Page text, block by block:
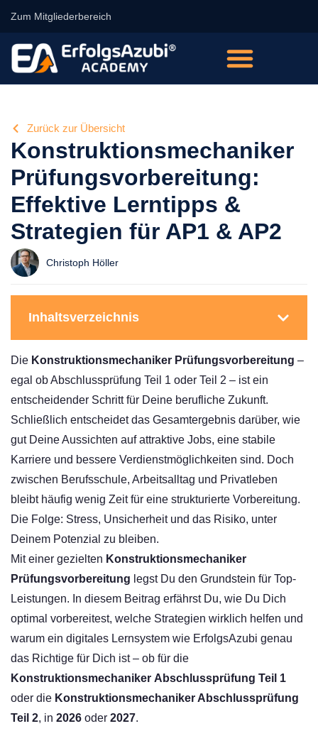
Zum Mitgliederbereich
Zurück zur Übersicht
Konstruktionsmechaniker
Prüfungsvorbereitung:
Effektive Lerntipps &
Strategien für AP1 & AP2
Christoph Höller
Inhaltsverzeichnis
Die Konstruktionsmechaniker Prüfungsvorbereitung –
egal ob Abschlussprüfung Teil 1 oder Teil 2 – ist ein
entscheidender Schritt für Deine berufliche Zukunft.
Schließlich entscheidet das Gesamtergebnis darüber, wie
gut Deine Aussichten auf attraktive Jobs, eine stabile
Karriere und bessere Verdienstmöglichkeiten sind. Doch
zwischen Berufsschule, Arbeitsalltag und Privatleben
bleibt häufig wenig Zeit für eine strukturierte Vorbereitung.
Die Folge: Stress, Unsicherheit und das Risiko, unter
Deinem Potenzial zu bleiben.
Mit einer gezielten Konstruktionsmechaniker
Prüfungsvorbereitung legst Du den Grundstein für Top-
Leistungen. In diesem Beitrag erfährst Du, wie Du Dich
optimal vorbereitest, welche Strategien wirklich helfen und
warum ein digitales Lernsystem wie ErfolgsAzubi genau
das Richtige für Dich ist – ob für die
Konstruktionsmechaniker Abschlussprüfung Teil 1
oder die Konstruktionsmechaniker Abschlussprüfung
Teil 2, in 2026 oder 2027.